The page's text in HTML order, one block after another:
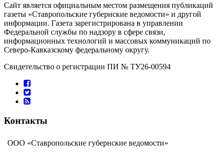
Сайт является официальным местом размещения публикаций
газеты «Ставропольские губернские ведомости» и другой
информации. Газета зарегистрирована в управлении
Федеральной службы по надзору в сфере связи,
информационных технологий и массовых коммуникаций по
Северо-Кавказскому федеральному округу.
Свидетельство о регистрации ПИ № ТУ26-00594
Контакты
ООО «Ставропольские губернские ведомости»